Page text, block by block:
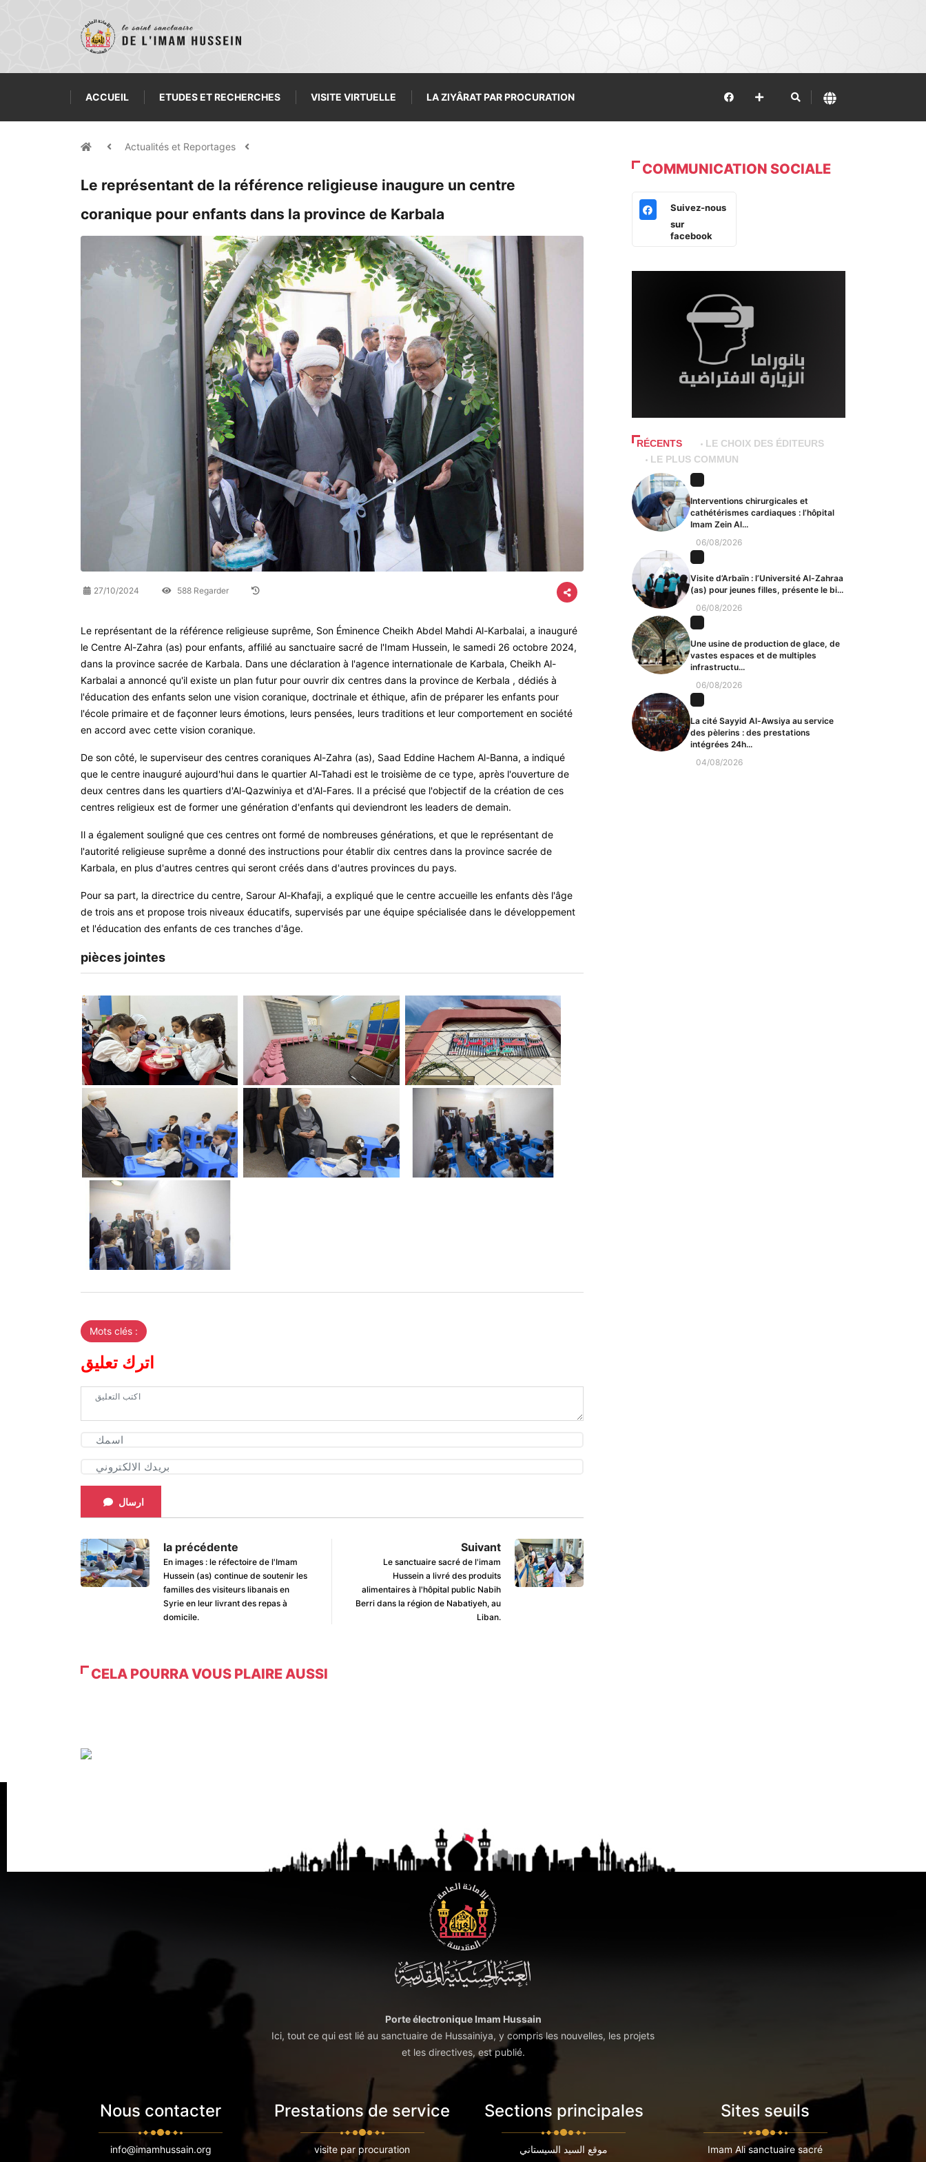
ACCUEIL ETUDES ET RECHERCHES VISITE VIRTUELLE LA ZIYÂRAT PAR PROCURATION
Actualités et Reportages
Le représentant de la référence religieuse inaugure un centre
coranique pour enfants dans la province de Karbala
27/10/2024 588 Regarder
Le représentant de la référence religieuse suprême, Son Éminence Cheikh Abdel Mahdi Al-Karbalai, a inauguré
le Centre Al-Zahra (as) pour enfants, affilié au sanctuaire sacré de l'Imam Hussein, le samedi 26 octobre 2024,
dans la province sacrée de Karbala. Dans une déclaration à l'agence internationale de Karbala, Cheikh Al-
Karbalai a annoncé qu'il existe un plan futur pour ouvrir dix centres dans la province de Kerbala , dédiés à
l'éducation des enfants selon une vision coranique, doctrinale et éthique, afin de préparer les enfants pour
l'école primaire et de façonner leurs émotions, leurs pensées, leurs traditions et leur comportement en société
en accord avec cette vision coranique.
De son côté, le superviseur des centres coraniques Al-Zahra (as), Saad Eddine Hachem Al-Banna, a indiqué
que le centre inauguré aujourd'hui dans le quartier Al-Tahadi est le troisième de ce type, après l'ouverture de
deux centres dans les quartiers d'Al-Qazwiniya et d'Al-Fares. Il a précisé que l'objectif de la création de ces
centres religieux est de former une génération d'enfants qui deviendront les leaders de demain.
Il a également souligné que ces centres ont formé de nombreuses générations, et que le représentant de
l'autorité religieuse suprême a donné des instructions pour établir dix centres dans la province sacrée de
Karbala, en plus d'autres centres qui seront créés dans d'autres provinces du pays.
Pour sa part, la directrice du centre, Sarour Al-Khafaji, a expliqué que le centre accueille les enfants dès l'âge
de trois ans et propose trois niveaux éducatifs, supervisés par une équipe spécialisée dans le développement
et l'éducation des enfants de ces tranches d'âge.
pièces jointes
Mots clés :
اترك تعليق
ارسال
la précédente
En images : le réfectoire de l'Imam
Hussein (as) continue de soutenir les
familles des visiteurs libanais en
Syrie en leur livrant des repas à
domicile.
Suivant
Le sanctuaire sacré de l'imam
Hussein a livré des produits
alimentaires à l'hôpital public Nabih
Berri dans la région de Nabatiyeh, au
Liban.
CELA POURRA VOUS PLAIRE AUSSI
COMMUNICATION SOCIALE
Suivez-nous
sur
facebook
RÉCENTS
LE CHOIX DES ÉDITEURS
LE PLUS COMMUN
Interventions chirurgicales et
cathétérismes cardiaques : l’hôpital
Imam Zein Al...
06/08/2026
Visite d’Arbaïn : l’Université Al-Zahraa
(as) pour jeunes filles, présente le bi...
06/08/2026
Une usine de production de glace, de
vastes espaces et de multiples
infrastructu...
06/08/2026
La cité Sayyid Al-Awsiya au service
des pèlerins : des prestations
intégrées 24h...
04/08/2026
Porte électronique Imam Hussain
Ici, tout ce qui est lié au sanctuaire de Hussainiya, y compris les nouvelles, les projets
et les directives, est publié.
Nous contacter
info@imamhussain.org
Prestations de service
visite par procuration
Sections principales
موقع السيد السيستاني
Sites seuils
Imam Ali sanctuaire sacré